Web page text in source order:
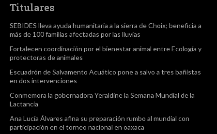
Titulares
SEBIDES lleva ayuda humanitaria a la sierra de Choix; beneficia a
más de 100 familias afectadas por las lluvias
Fortalecen coordinación por el bienestar animal entre Ecología y
protectoras de animales
Escuadrón de Salvamento Acuático pone a salvo a tres bañistas
en dos intervenciones
Conmemora la gobernadora Yeraldine la Semana Mundial de la
Lactancia
Ana Lucía Álvares afina su preparación rumbo al mundial con
participación en el torneo nacional en oaxaca